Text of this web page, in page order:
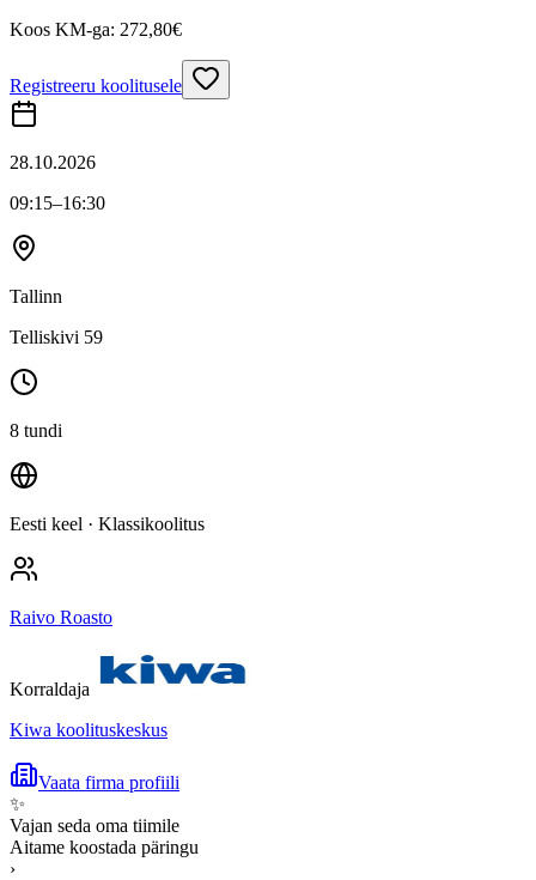
Koos KM-ga: 272,80€
Registreeru koolitusele
28.10.2026
09:15–16:30
Tallinn
Telliskivi 59
8 tundi
Eesti keel · Klassikoolitus
Raivo Roasto
Korraldaja
Kiwa koolituskeskus
Vaata firma profiili
✨
Vajan seda oma tiimile
Aitame koostada päringu
›